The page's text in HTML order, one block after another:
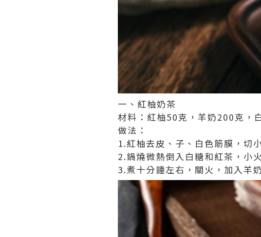
一、紅柚奶茶
材料：紅柚50克，羊奶200克，
做法：
1.紅柚去皮、子、白色筋膜，切
2.鍋燒微熱倒入白糖和紅茶，小
3.煮十分鍾左右，關火，加入羊